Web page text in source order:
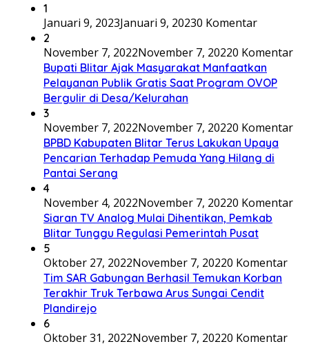
1
Januari 9, 2023Januari 9, 20230 Komentar
2
November 7, 2022November 7, 20220 Komentar
Bupati Blitar Ajak Masyarakat Manfaatkan
Pelayanan Publik Gratis Saat Program OVOP
Bergulir di Desa/Kelurahan
3
November 7, 2022November 7, 20220 Komentar
BPBD Kabupaten Blitar Terus Lakukan Upaya
Pencarian Terhadap Pemuda Yang Hilang di
Pantai Serang
4
November 4, 2022November 7, 20220 Komentar
Siaran TV Analog Mulai Dihentikan, Pemkab
Blitar Tunggu Regulasi Pemerintah Pusat
5
Oktober 27, 2022November 7, 20220 Komentar
Tim SAR Gabungan Berhasil Temukan Korban
Terakhir Truk Terbawa Arus Sungai Cendit
Plandirejo
6
Oktober 31, 2022November 7, 20220 Komentar